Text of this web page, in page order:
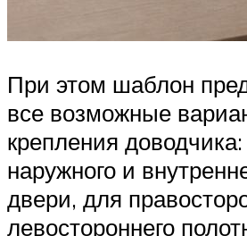
При этом шаблон
все возможные
крепления
наружного и
двери, для
левостороннего